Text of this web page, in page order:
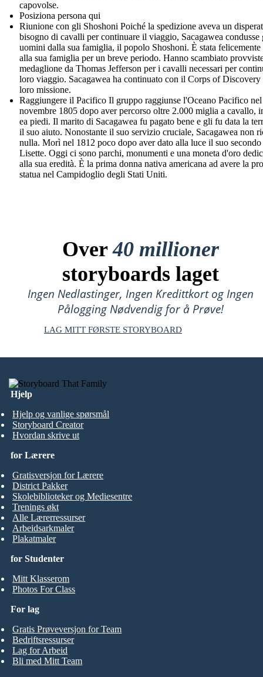
capovolse.
Posiziona persona qui
Riunione con gli Shoshoni Poiché la spedizione aveva un
bisogno di cavalli per continuare il viaggio, Sacagawea condusse
uomini dalla sua famiglia, il popolo Shoshoni. È stata
alla sua famiglia per un breve periodo. Hanno scambiato
medaglione da Thomas Jefferson per i cavalli necessari per
loro viaggio. Sacagawea ha continuato con il Corps of Discovery
loro missione.
Raggiungere il Pacifico Il gruppo raggiunse l'Oceano Pacifico nel
novembre 1805 dopo aver percorso oltre 2.000 miglia a cavallo,
ea piedi. Il marito di Sacagawea fu pagato bene e gli fu data la
il suo aiuto. Nonostante il suo servizio cruciale, Sacagawea non
nulla. Morì nel 1812 poco dopo aver dato alla luce il suo
Lisette. Oggi ci sono parchi, monumenti e una moneta d'oro
alla sua eredità. È la prima donna nativa americana ad avere la
statua nel Campidoglio degli Stati Uniti.
Over40 millioner
storyboards laget
Ingen Nedlastinger, Ingen Kredittkort og Ingen
Pålogging Nødvendig for å Prøve!
LAG MITT FØRSTE STORYBOARD
Hjelp
Hjelp og vanlige spørsmål
Storyboard Creator
Hvordan skrive ut
for Studenter
Mitt Klasserom
Photos For Class
for Lærere
Gratisversjon for Lærere
District Pakker
Skolebiblioteker og Mediesentre
Trenings økt
Alle Lærerressurser
Arbeidsarkmaler
Plakatmaler
For lag
Gratis Prøveversjon for Team
Bedriftsressurser
Lag for Arbeid
Bli med Mitt Team